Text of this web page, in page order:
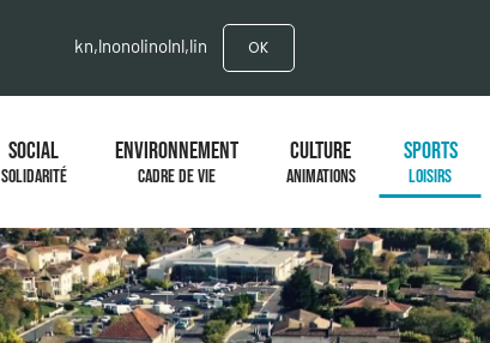
kn,lnonolinolnl,lin OK
SOCIAL
SOLIDARITÉ
ENVIRONNEMENT
CADRE DE VIE
CULTURE
ANIMATIONS
SPORTS
LOISIRS